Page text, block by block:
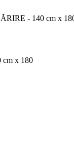
- 140 cm x
x 180